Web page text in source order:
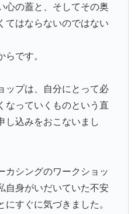
心の蓋と、そしてその奥
てはならないのではない
らです。
ップは、自分にとって必
なっていくものという直
し込みをおこないまし
カシングのワークショッ
自身がいだいていた不安
すぐに気づきました。